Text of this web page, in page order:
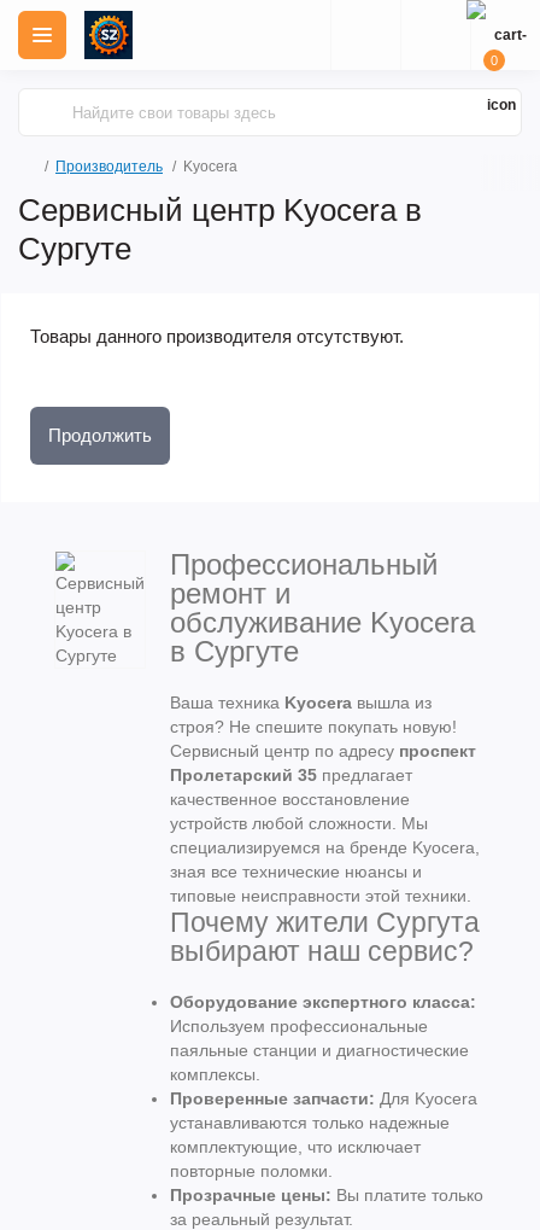
0
Производитель Kyocera
Сервисный центр Kyocera в
Сургуте
Товары данного производителя отсутствуют.
Продолжить
Профессиональный
ремонт и
обслуживание Kyocera
в Сургуте
Ваша техника Kyocera вышла из
строя? Не спешите покупать новую!
Сервисный центр по адресу проспект
Пролетарский 35 предлагает
качественное восстановление
устройств любой сложности. Мы
специализируемся на бренде Kyocera,
зная все технические нюансы и
типовые неисправности этой техники.
Почему жители Сургута
выбирают наш сервис?
Оборудование экспертного класса:
Используем профессиональные
паяльные станции и диагностические
комплексы.
Проверенные запчасти: Для Kyocera
устанавливаются только надежные
комплектующие, что исключает
повторные поломки.
Прозрачные цены: Вы платите только
за реальный результат.